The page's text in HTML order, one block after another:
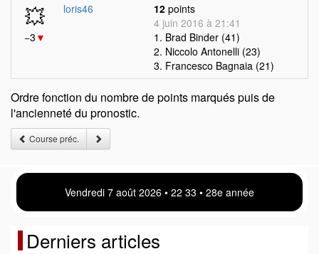
💥
−3 ▼
loris46 12 points
4 juin 2016 à 21:41
1. Brad Binder (41)
2. Niccolo Antonelli (23)
3. Francesco Bagnaia (21)
Ordre fonction du nombre de points marqués puis de
l'ancienneté du pronostic.
Course préc.
Vendredi 7 août 2026 • 22:33 • 28e année
Derniers articles